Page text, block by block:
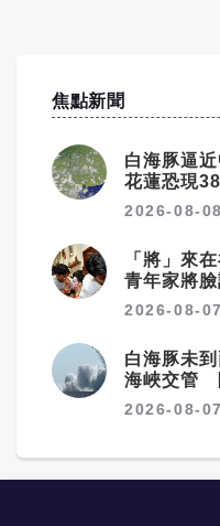
焦點新聞
白海豚逼
花蓮恐現
2026-08-
「將」來
青年家將
2026-08-
白海豚未
海峽交管
2026-08-